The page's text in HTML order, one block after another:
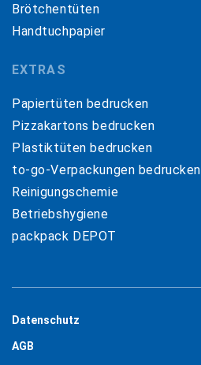
Brötchentüten
Handtuchpapier
EXTRAS
Papiertüten bedrucken
Pizzakartons bedrucken
Plastiktüten bedrucken
to-go-Verpackungen bedrucken
Reinigungschemie
Betriebshygiene
packpack DEPOT
Datenschutz
AGB